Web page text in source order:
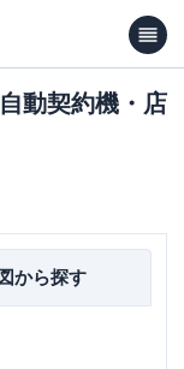
動契約機・店
から探す